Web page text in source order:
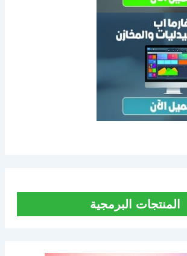
المنتجات البرمجية